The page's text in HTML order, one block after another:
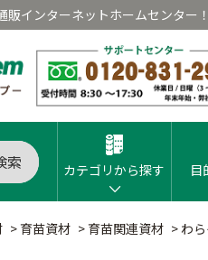
インターネットホームセンター
索 カテゴリから探す 目
> 育苗資材 > 育苗関連資材 > わ